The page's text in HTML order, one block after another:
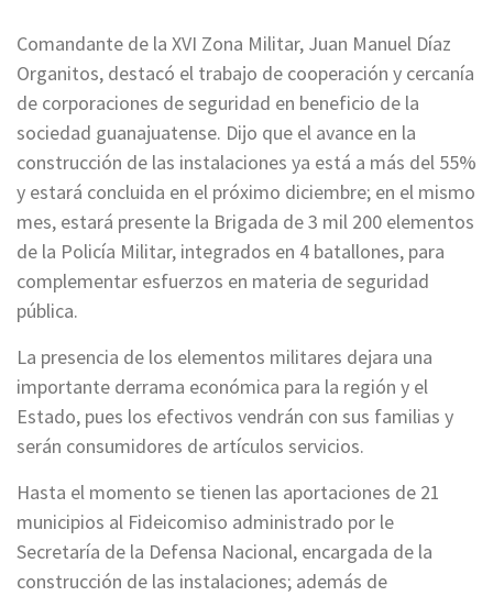
Comandante de la XVI Zona Militar, Juan Manuel Díaz
Organitos, destacó el trabajo de cooperación y cercanía
de corporaciones de seguridad en beneficio de la
sociedad guanajuatense. Dijo que el avance en la
construcción de las instalaciones ya está a más del 55%
y estará concluida en el próximo diciembre; en el mismo
mes, estará presente la Brigada de 3 mil 200 elementos
de la Policía Militar, integrados en 4 batallones, para
complementar esfuerzos en materia de seguridad
pública.
La presencia de los elementos militares dejara una
importante derrama económica para la región y el
Estado, pues los efectivos vendrán con sus familias y
serán consumidores de artículos servicios.
Hasta el momento se tienen las aportaciones de 21
municipios al Fideicomiso administrado por le
Secretaría de la Defensa Nacional, encargada de la
construcción de las instalaciones; además de